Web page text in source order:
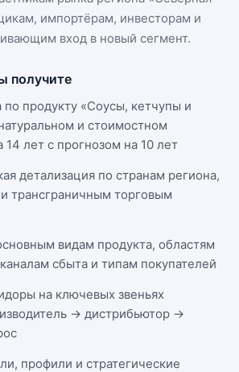
импортёрам, инвесторам и
вход в новый сегмент.
получите
по продукту «Соусы, кетчупы и
и стоимостном
14 лет с прогнозом на 10 лет
детализация по странам региона,
трансграничным торговым
видам продукта, областям
сбыта и типам покупателей
на ключевых звеньях
→ дистрибьютор →
профили и стратегические